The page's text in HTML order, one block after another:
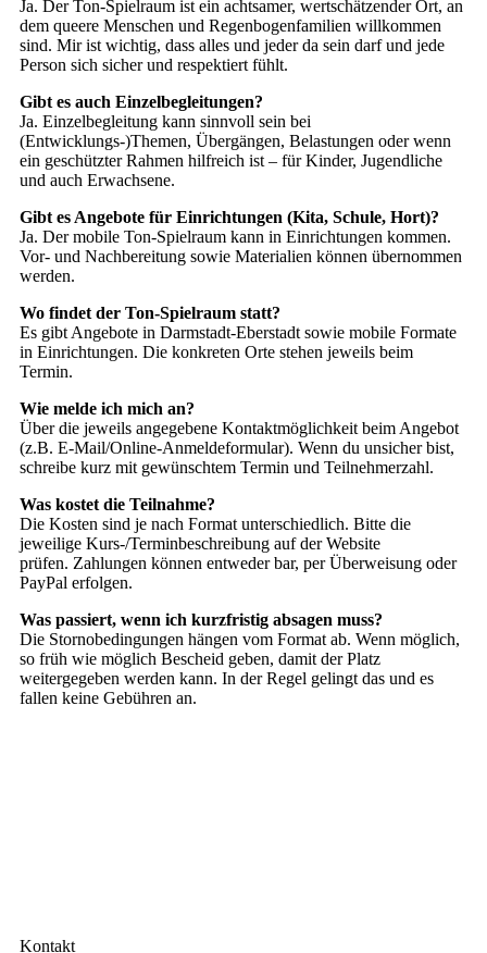
Ja. Der Ton-Spielraum ist ein achtsamer, wertschätzender Ort, an
dem queere Menschen und Regenbogenfamilien willkommen
sind. Mir ist wichtig, dass alles und jeder da sein darf und jede
Person sich sicher und respektiert fühlt.
Gibt es auch Einzelbegleitungen?
Ja. Einzelbegleitung kann sinnvoll sein bei
(Entwicklungs-)Themen, Übergängen, Belastungen oder wenn
ein geschützter Rahmen hilfreich ist – für Kinder, Jugendliche
und auch Erwachsene.
Gibt es Angebote für Einrichtungen (Kita, Schule, Hort)?
Ja. Der mobile Ton-Spielraum kann in Einrichtungen kommen.
Vor- und Nachbereitung sowie Materialien können übernommen
werden.
Wo findet der Ton-Spielraum statt?
Es gibt Angebote in Darmstadt-Eberstadt sowie mobile Formate
in Einrichtungen. Die konkreten Orte stehen jeweils beim
Termin.
Wie melde ich mich an?
Über die jeweils angegebene Kontaktmöglichkeit beim Angebot
(z.B. E-Mail/Online-Anmeldeformular). Wenn du unsicher bist,
schreibe kurz mit gewünschtem Termin und Teilnehmerzahl.
Was kostet die Teilnahme?
Die Kosten sind je nach Format unterschiedlich. Bitte die
jeweilige Kurs-/Terminbeschreibung auf der Website
prüfen. Zahlungen können entweder bar, per Überweisung oder
PayPal erfolgen.
Was passiert, wenn ich kurzfristig absagen muss?
Die Stornobedingungen hängen vom Format ab. Wenn möglich,
so früh wie möglich Bescheid geben, damit der Platz
weitergegeben werden kann. In der Regel gelingt das und es
fallen keine Gebühren an.
Kontakt